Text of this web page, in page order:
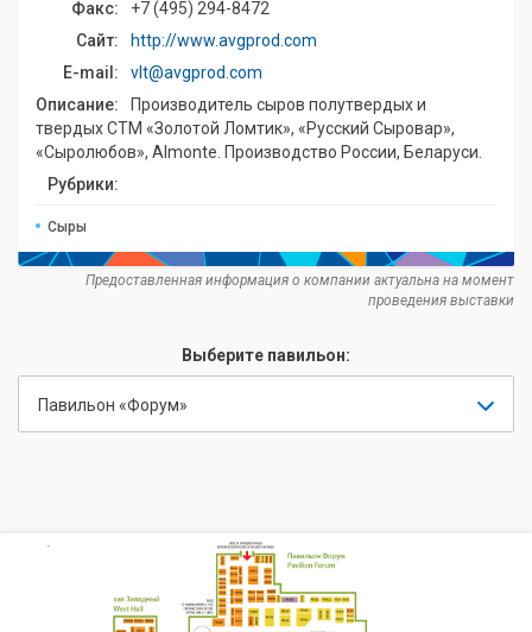
Факс:
+7 (495) 294-8472
Сайт:
http://www.avgprod.com
E-mail:
vlt@avgprod.com
Описание:
Производитель сыров полутвердых и
твердых СТМ «Золотой Ломтик», «Русский Сыровар»,
«Сыролюбов», Almonte. Производство России, Беларуси.
Рубрики:
Сыры
Предоставленная информация о компании актуальна на момент
проведения выставки
Выберите павильон:
Павильон «Форум»